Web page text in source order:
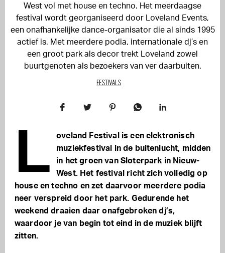
West vol met house en techno. Het meerdaagse
festival wordt georganiseerd door Loveland Events,
een onafhankelijke dance-organisator die al sinds 1995
actief is. Met meerdere podia, internationale dj’s en
een groot park als decor trekt Loveland zowel
buurtgenoten als bezoekers van ver daarbuiten.
FESTIVALS
L
oveland Festival is een elektronisch
muziekfestival in de buitenlucht, midden
in het groen van Sloterpark in Nieuw-
West. Het festival richt zich volledig op
house en techno en zet daarvoor meerdere podia
neer verspreid door het park. Gedurende het
weekend draaien daar onafgebroken dj’s,
waardoor je van begin tot eind in de muziek blijft
zitten.